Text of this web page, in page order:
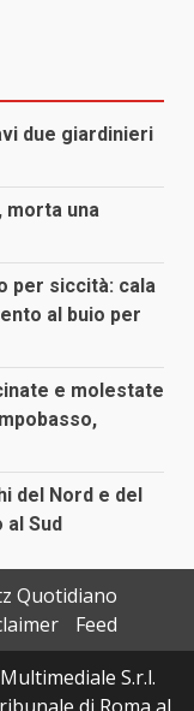
due giardinieri
morta una
per siccità: cala
al buio per
e molestate
del Nord e del
Sud
Quotidiano
Feed
S.r.l.